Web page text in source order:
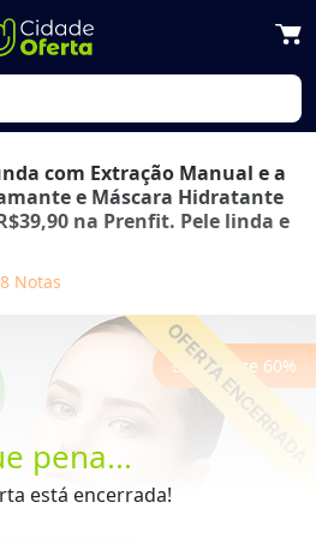
pena...
está encerrada!
com Extração Manual e a
e Máscara Hidratante
na Prenfit. Pele linda e
Notas
Economize 60%